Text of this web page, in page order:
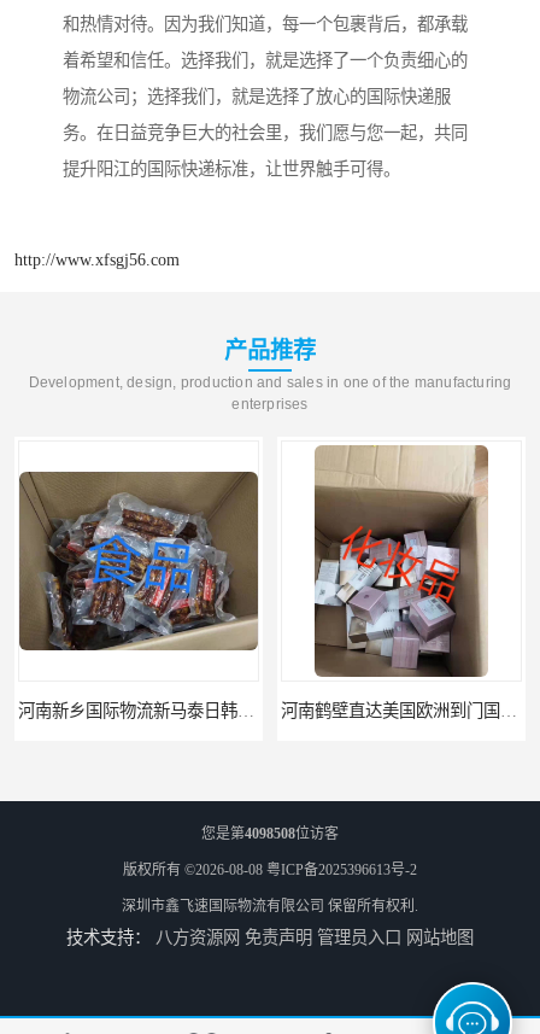
和热情对待。因为我们知道，每一个包裹背后，都承载
着希望和信任。选择我们，就是选择了一个负责细心的
物流公司；选择我们，就是选择了放心的国际快递服
务。在日益竞争巨大的社会里，我们愿与您一起，共同
提升阳江的国际快递标准，让世界触手可得。
http://www.xfsgj56.com
产品推荐
Development, design, production and sales in one of the manufacturing
enterprises
河南鹤壁美森快船美国FBA专线海运国际物流双清包税 河南安阳欧美日加FBA空海运入仓DHL快递代理当日提取
您是第4098508位访客
版权所有 ©2026-08-08 粤ICP备2025396613号-2
深圳市鑫飞速国际物流有限公司 保留所有权利.
技术支持： 八方资源网 免责声明 管理员入口 网站地图